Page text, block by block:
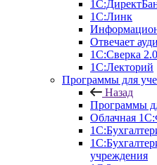
1С:Линк
Отвечает
1С:Сверка 2.0
1С:Лекторий
Программы для
Назад
Программы
Облачная
учреждения